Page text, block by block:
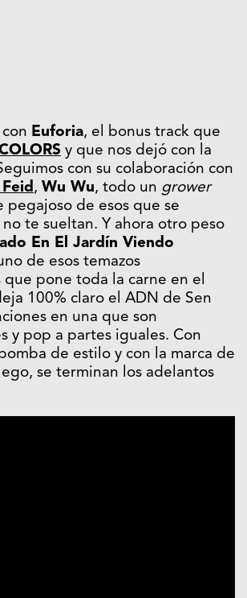
Euforia, el bonus track que
y que nos dejó con la
con su colaboración con
Feid, Wu Wu, todo un grower
pegajoso de esos que se
te sueltan. Y ahora otro peso
En El Jardín Viendo
de esos temazos
que pone toda la carne en el
100% claro el ADN de Sen
en una que son
y pop a partes iguales. Con
de estilo y con la marca de
se terminan los adelantos